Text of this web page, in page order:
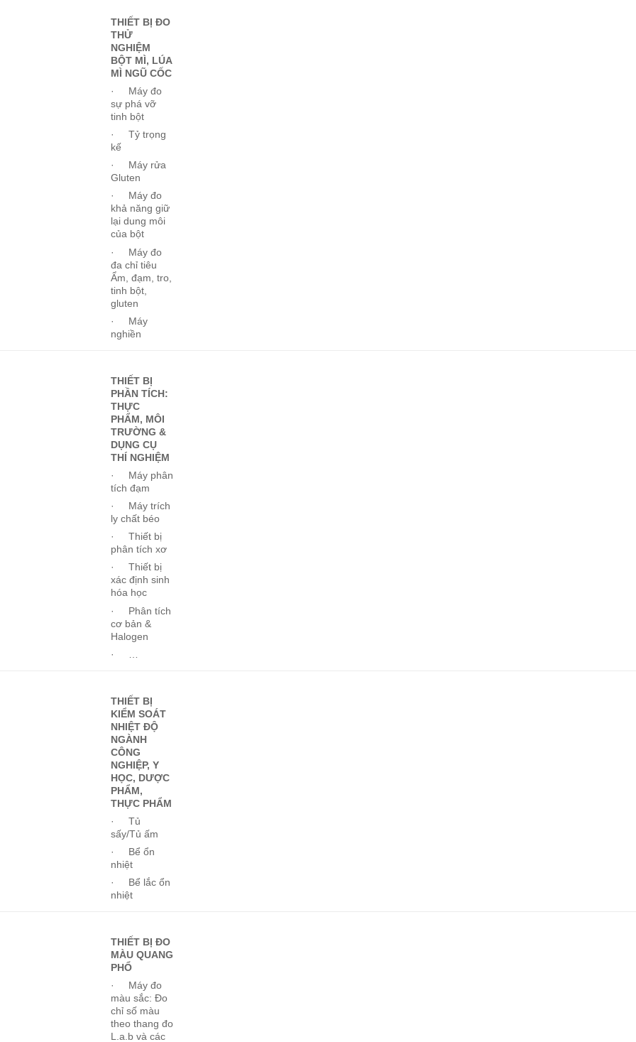
THIẾT BỊ ĐO
THỬ
NGHIỆM
BỘT MÌ, LÚA
MÌ NGŨ CỐC
· Máy đo
sự phá vỡ
tinh bột
· Tỷ trọng
kế
· Máy rửa
Gluten
· Máy đo
khả năng giữ
lại dung môi
của bột
· Máy đo
đa chỉ tiêu
Ẩm, đạm, tro,
tinh bột,
gluten
· Máy
nghiền
THIẾT BỊ
PHẦN TÍCH:
THỰC
PHẨM, MÔI
TRƯỜNG &
DỤNG CỤ
THÍ NGHIỆM
· Máy phân
tích đạm
· Máy trích
ly chất béo
· Thiết bị
phân tích xơ
· Thiết bị
xác định sinh
hóa học
· Phân tích
cơ bản &
Halogen
· …
THIẾT BỊ
KIỂM SOÁT
NHIỆT ĐỘ
NGÀNH
CÔNG
NGHIỆP, Y
HỌC, DƯỢC
PHẨM,
THỰC PHẨM
· Tủ
sấy/Tủ ấm
· Bể ổn
nhiệt
· Bể lắc ổn
nhiệt
THIẾT BỊ ĐO
MÀU QUANG
PHỔ
· Máy đo
màu sắc: Đo
chỉ số màu
theo thang đo
L.a.b và các